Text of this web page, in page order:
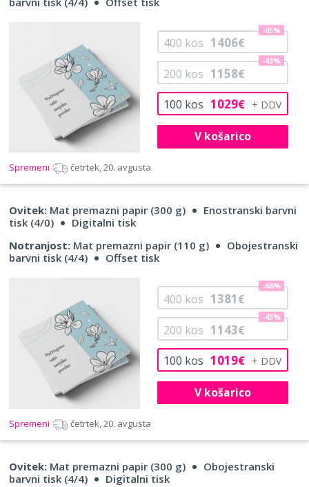
100 kos 1029€
200 kos 1158€
-43%
400 kos 1406€
-65%
V košarico
Spremeni četrtek, 20. avgusta
Ovitek: Mat premazni papir (300 g)
Enostranski barvni
tisk (4/0)
Digitalni tisk
Notranjost: Mat premazni papir (110 g)
Obojestranski
barvni tisk (4/4)
Offset tisk
100 kos 1019€
200 kos 1143€
-43%
400 kos 1381€
-66%
V košarico
Spremeni četrtek, 20. avgusta
Ovitek: Mat premazni papir (300 g)
Obojestranski
barvni tisk (4/4)
Digitalni tisk